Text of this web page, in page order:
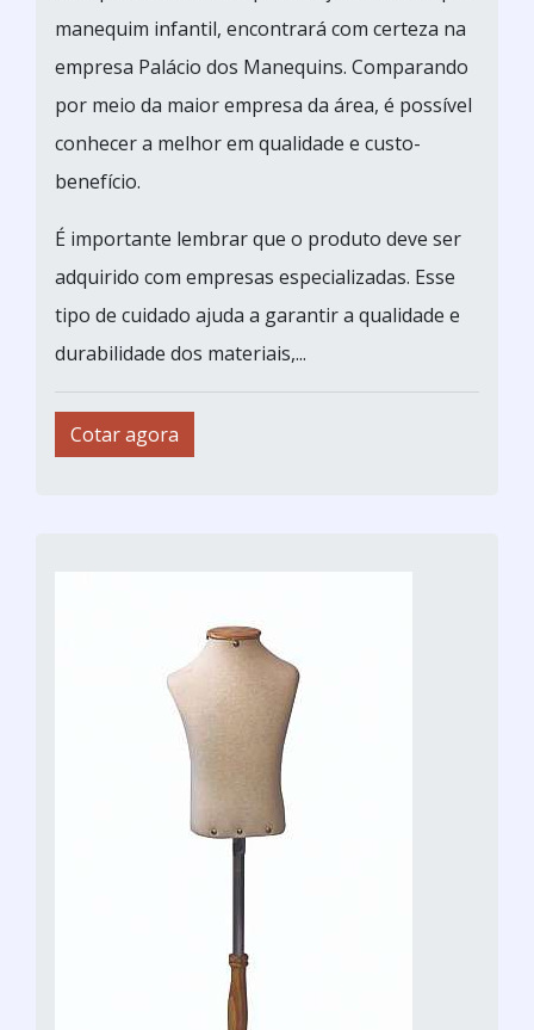
manequim infantil, encontrará com certeza na
empresa Palácio dos Manequins. Comparando
por meio da maior empresa da área, é possível
conhecer a melhor em qualidade e custo-
benefício.
É importante lembrar que o produto deve ser
adquirido com empresas especializadas. Esse
tipo de cuidado ajuda a garantir a qualidade e
durabilidade dos materiais,...
Cotar agora